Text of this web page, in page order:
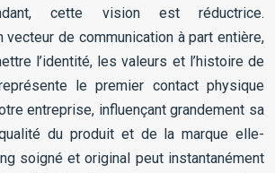
cette vision est réductrice.
vecteur de communication à part entière,
l’identité, les valeurs et l’histoire de
le premier contact physique
entreprise, influençant grandement sa
du produit et de la marque elle-
soigné et original peut instantanément